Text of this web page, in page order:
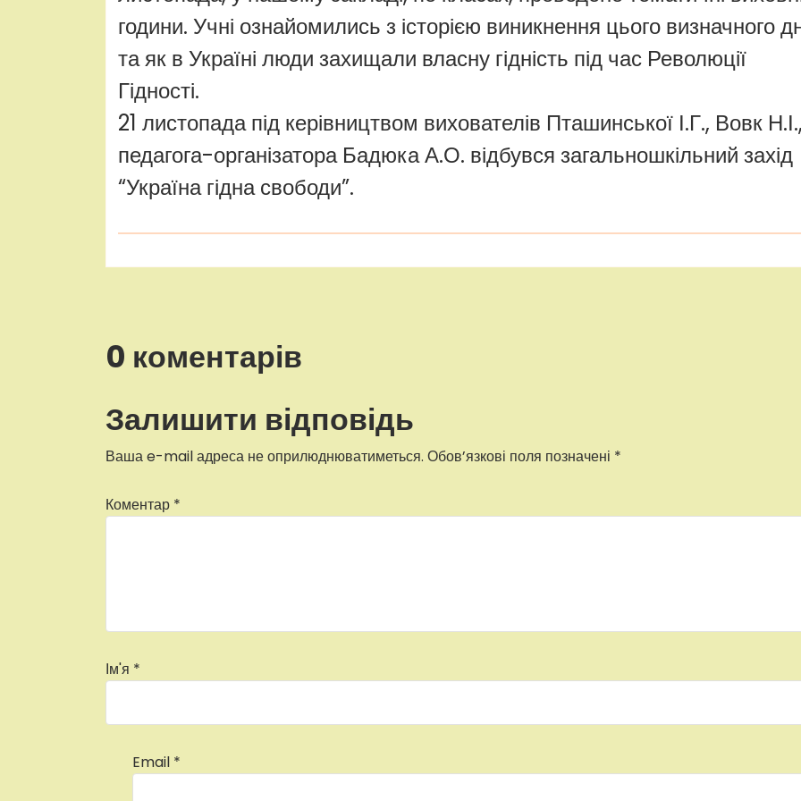
години. Учні ознайомились з історією виникнення цього визначного
та як в Україні люди захищали власну гідність під час Революції
Гідності.
21 листопада під керівництвом вихователів Пташинської І.Г., Вовк
педагога-організатора Бадюка А.О. відбувся загальношкільний захід
“Україна гідна свободи”.
0 коментарів
Залишити відповідь
Ваша e-mail адреса не оприлюднюватиметься. Обов’язкові поля позначені *
Коментар *
Ім'я *
Email *